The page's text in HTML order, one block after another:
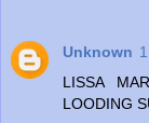
Unknown
LISSA
LOODING